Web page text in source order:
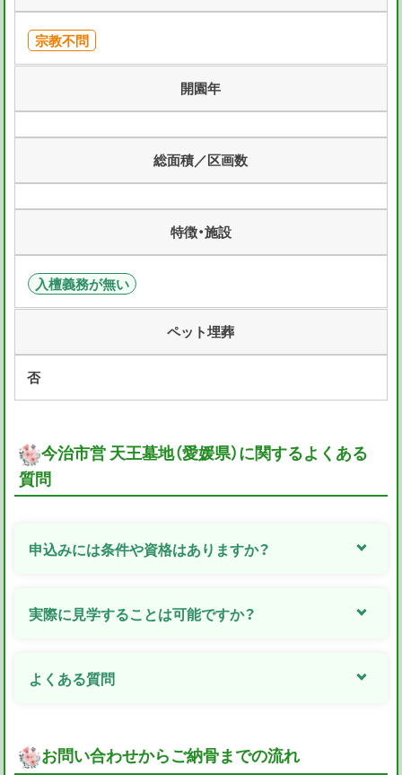
宗教不問
開園年
総面積／区画数
特徴・施設
入檀義務が無い
ペット埋葬
否
今治市営 天王墓地（愛媛県）に関するよくある
質問
申込みには条件や資格はありますか？
実際に見学することは可能ですか？
よくある質問
お問い合わせからご納骨までの流れ